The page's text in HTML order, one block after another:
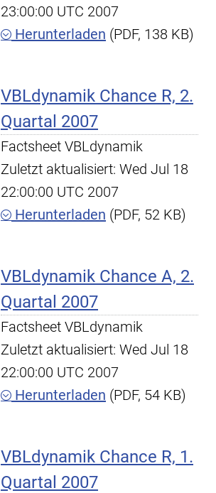
23:00:00 UTC 2007
Herunterladen (PDF, 138 KB)
VBLdynamik Chance R, 2.
Quartal 2007
Factsheet VBLdynamik
Zuletzt aktualisiert: Wed Jul 18
22:00:00 UTC 2007
Herunterladen (PDF, 52 KB)
VBLdynamik Chance A, 2.
Quartal 2007
Factsheet VBLdynamik
Zuletzt aktualisiert: Wed Jul 18
22:00:00 UTC 2007
Herunterladen (PDF, 54 KB)
VBLdynamik Chance R, 1.
Quartal 2007